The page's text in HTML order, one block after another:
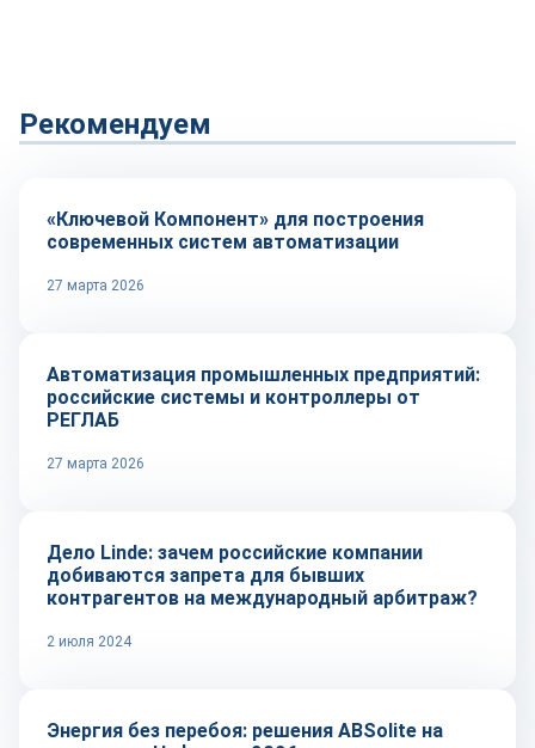
Рекомендуем
Репортаж
«Ключевой Компонент» для построения
современных систем автоматизации
27 марта 2026
Репортаж
Автоматизация промышленных предприятий:
российские системы и контроллеры от
РЕГЛАБ
27 марта 2026
Тренды
Дело Linde: зачем российские компании
добиваются запрета для бывших
контрагентов на международный арбитраж?
2 июля 2024
Репортаж
Энергия без перебоя: решения ABSolite на